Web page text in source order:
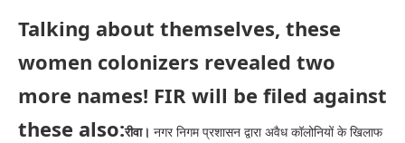
Talking about themselves, these
women colonizers revealed two
more names! FIR will be filed against
these also:रीवा। नगर निगम प्रशासन द्वारा अवैध कॉलोनियों के खिलाफ